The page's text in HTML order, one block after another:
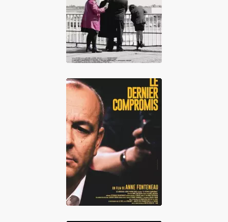
de La Jetée
Le Dernier
compromis